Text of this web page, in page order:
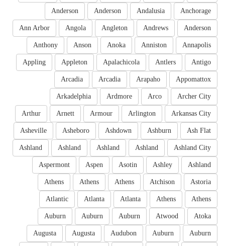
Anchorage
Andalusia
Anderson
Anderson
Anderson
Andrews
Angleton
Angola
Ann Arbor
Annapolis
Anniston
Anoka
Anson
Anthony
Antigo
Antlers
Apalachicola
Appleton
Appling
Appomattox
Arapaho
Arcadia
Arcadia
Archer City
Arco
Ardmore
Arkadelphia
Arkansas City
Arlington
Armour
Arnett
Arthur
Ash Flat
Ashburn
Ashdown
Asheboro
Asheville
Ashland City
Ashland
Ashland
Ashland
Ashland
Ashland
Ashley
Asotin
Aspen
Aspermont
Astoria
Atchison
Athens
Athens
Athens
Athens
Athens
Atlanta
Atlanta
Atlantic
Atoka
Atwood
Auburn
Auburn
Auburn
Auburn
Auburn
Audubon
Augusta
Augusta